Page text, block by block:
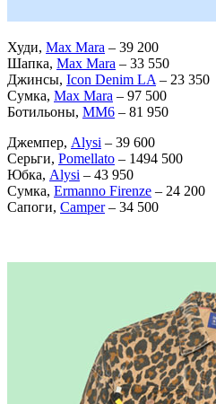
Худи, Max Mara – 39 200
Шапка, Max Mara – 33 550
Джинсы, Icon Denim LA– 23 350
Сумка, Max Mara – 97 500
Ботильоны, MM6 – 81 950
Джемпер, Alysi – 39 600
Серьги, Pomellato – 1494 500
Юбка, Alysi – 43 950
Сумка, Ermanno Firenze – 24 200
Сапоги, Camper– 34 500